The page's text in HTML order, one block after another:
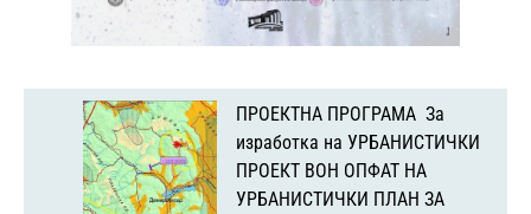
ПРОЕКТНА ПРОГРАМА За
изработка на УРБАНИСТИЧКИ
ПРОЕКТ ВОН ОПФАТ НА
УРБАНИСТИЧКИ ПЛАН ЗА